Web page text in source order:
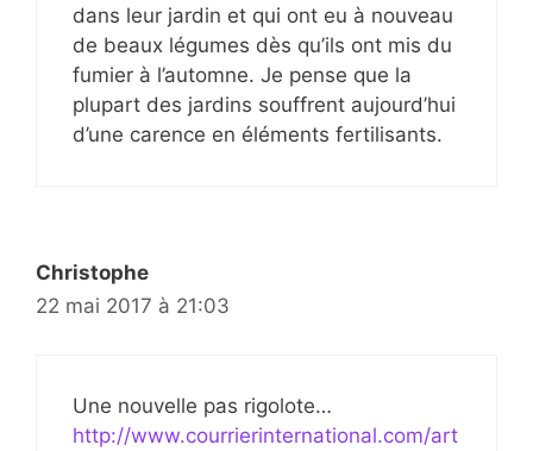
dans leur jardin et qui ont eu à nouveau
de beaux légumes dès qu’ils ont mis du
fumier à l’automne. Je pense que la
plupart des jardins souffrent aujourd’hui
d’une carence en éléments fertilisants.
Christophe
22 mai 2017 à 21:03
Une nouvelle pas rigolote…
http://www.courrierinternational.com/art